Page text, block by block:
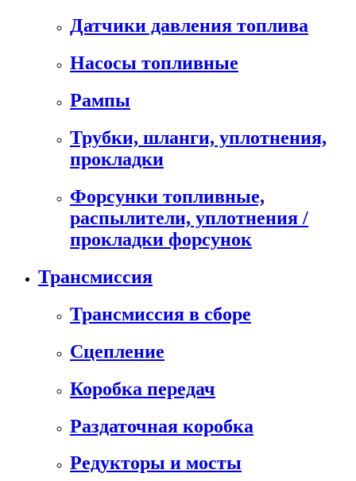
Датчики давления топлива
Насосы топливные
Рампы
Трубки, шланги, уплотнения,
прокладки
Форсунки топливные,
распылители, уплотнения /
прокладки форсунок
Трансмиссия
Трансмиссия в сборе
Сцепление
Коробка передач
Раздаточная коробка
Редукторы и мосты